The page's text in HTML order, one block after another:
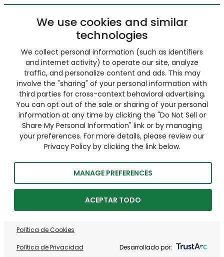
We use cookies and similar
technologies
We collect personal information (such as identifiers
and internet activity) to operate our site, analyze
traffic, and personalize content and ads. This may
involve the "sharing" of your personal information with
third parties for cross-context behavioral advertising.
You can opt out of the sale or sharing of your personal
information at any time by clicking the "Do Not Sell or
Share My Personal Information" link or by managing
your preferences. For more details, please review our
Privacy Policy by clicking the link below.
MANAGE PREFERENCES
ACEPTAR TODO
Política de Cookies
Política de Privacidad Desarrollado por: